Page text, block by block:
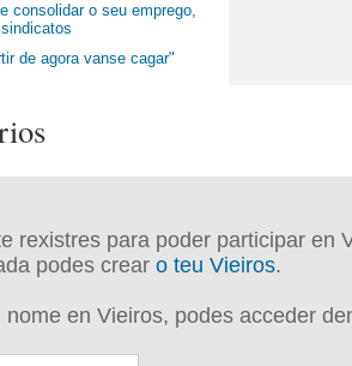
consolidar o seu emprego,
de agora vanse cagar"
rexistres para poder participar en
podes crear o teu Vieiros.
nome en Vieiros, podes acceder